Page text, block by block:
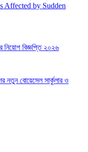
Affected by Sudden
বিজ্ঞপ্তি ২০২৬
নতুন বোয়েসেল সার্কুলার ও